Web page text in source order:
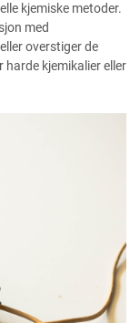
kjemiske metoder.
med
overstiger de
kjemikalier eller